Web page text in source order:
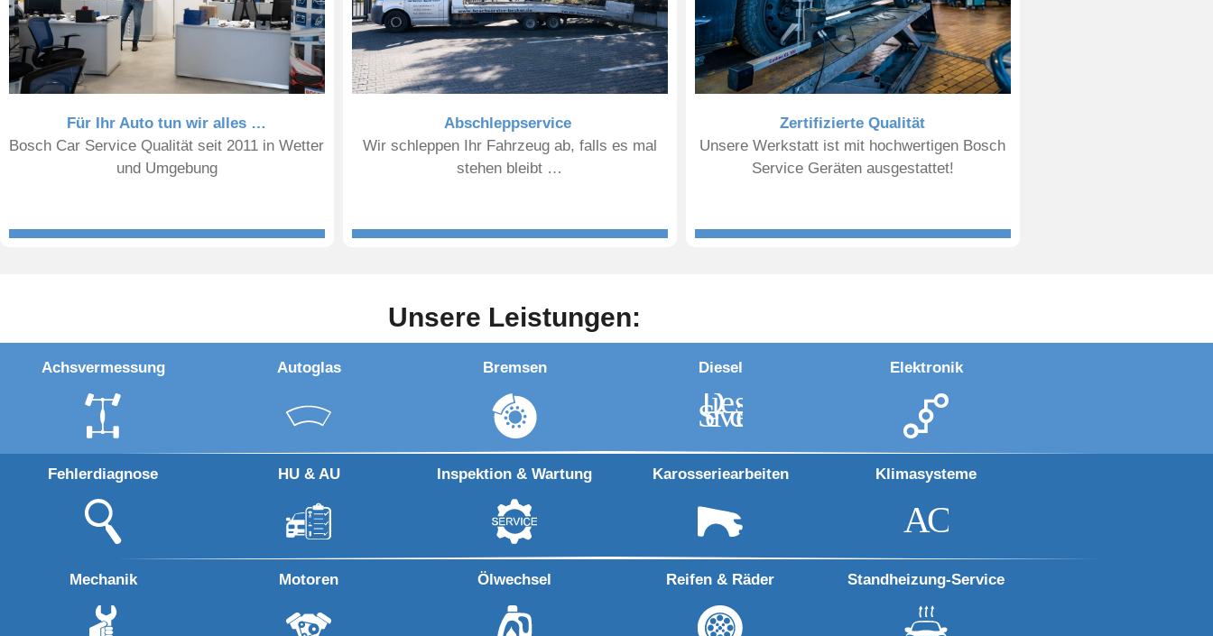
Für Ihr Auto tun wir alles …
Bosch Car Service Qualität seit 2011 in Wetter
und Umgebung
Abschleppservice
Wir schleppen Ihr Fahrzeug ab, falls es mal
stehen bleibt …
Zertifizierte Qualität
Unsere Werkstatt ist mit hochwertigen Bosch
Service Geräten ausgestattet!
Unsere Leistungen:
Achsvermessung Autoglas Bremsen Diesel
D
iesel
S
ervi
c
e
Elektronik
Fehlerdiagnose HU & AU Inspektion & Wartung Karosseriearbeiten Klimasysteme
AC
Mechanik Motoren Ölwechsel Reifen & Räder Standheizung-Service